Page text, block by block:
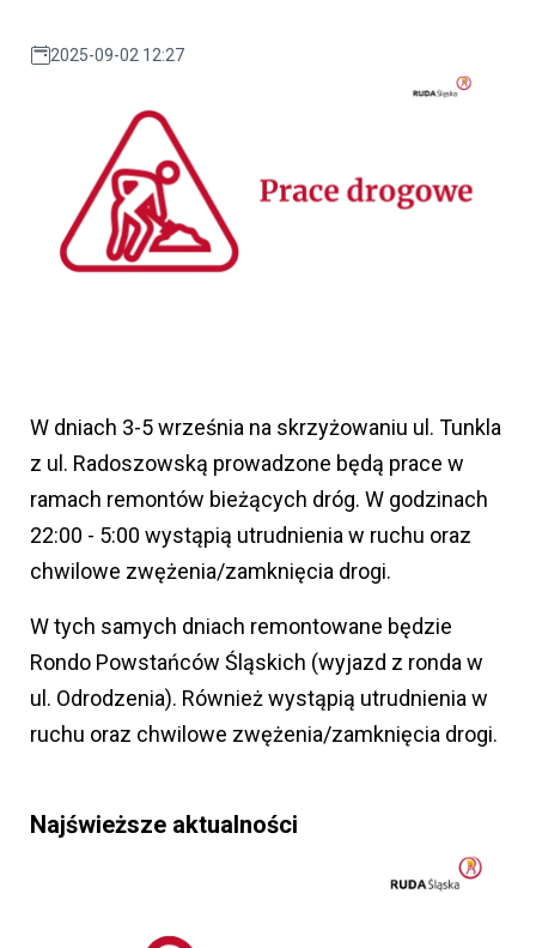
2025-09-02 12:27
W dniach 3-5 września na skrzyżowaniu ul. Tunkla
z ul. Radoszowską prowadzone będą prace w
ramach remontów bieżących dróg. W godzinach
22:00 - 5:00 wystąpią utrudnienia w ruchu oraz
chwilowe zwężenia/zamknięcia drogi.
W tych samych dniach remontowane będzie
Rondo Powstańców Śląskich (wyjazd z ronda w
ul. Odrodzenia). Również wystąpią utrudnienia w
ruchu oraz chwilowe zwężenia/zamknięcia drogi.
Najświeższe aktualności